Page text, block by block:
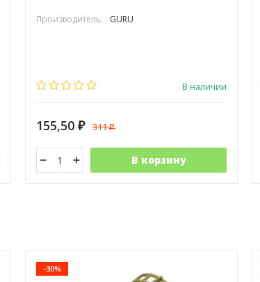
Производитель: GURU
В наличии
155,50 ₽ 311₽
В корзину
-30%